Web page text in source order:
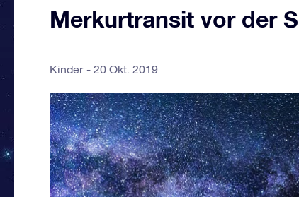
Merkurtransit vor der
Kinder 20 Okt. 2019